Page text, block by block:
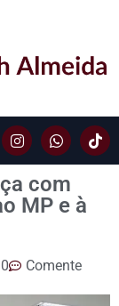
com
MP e à
Comente